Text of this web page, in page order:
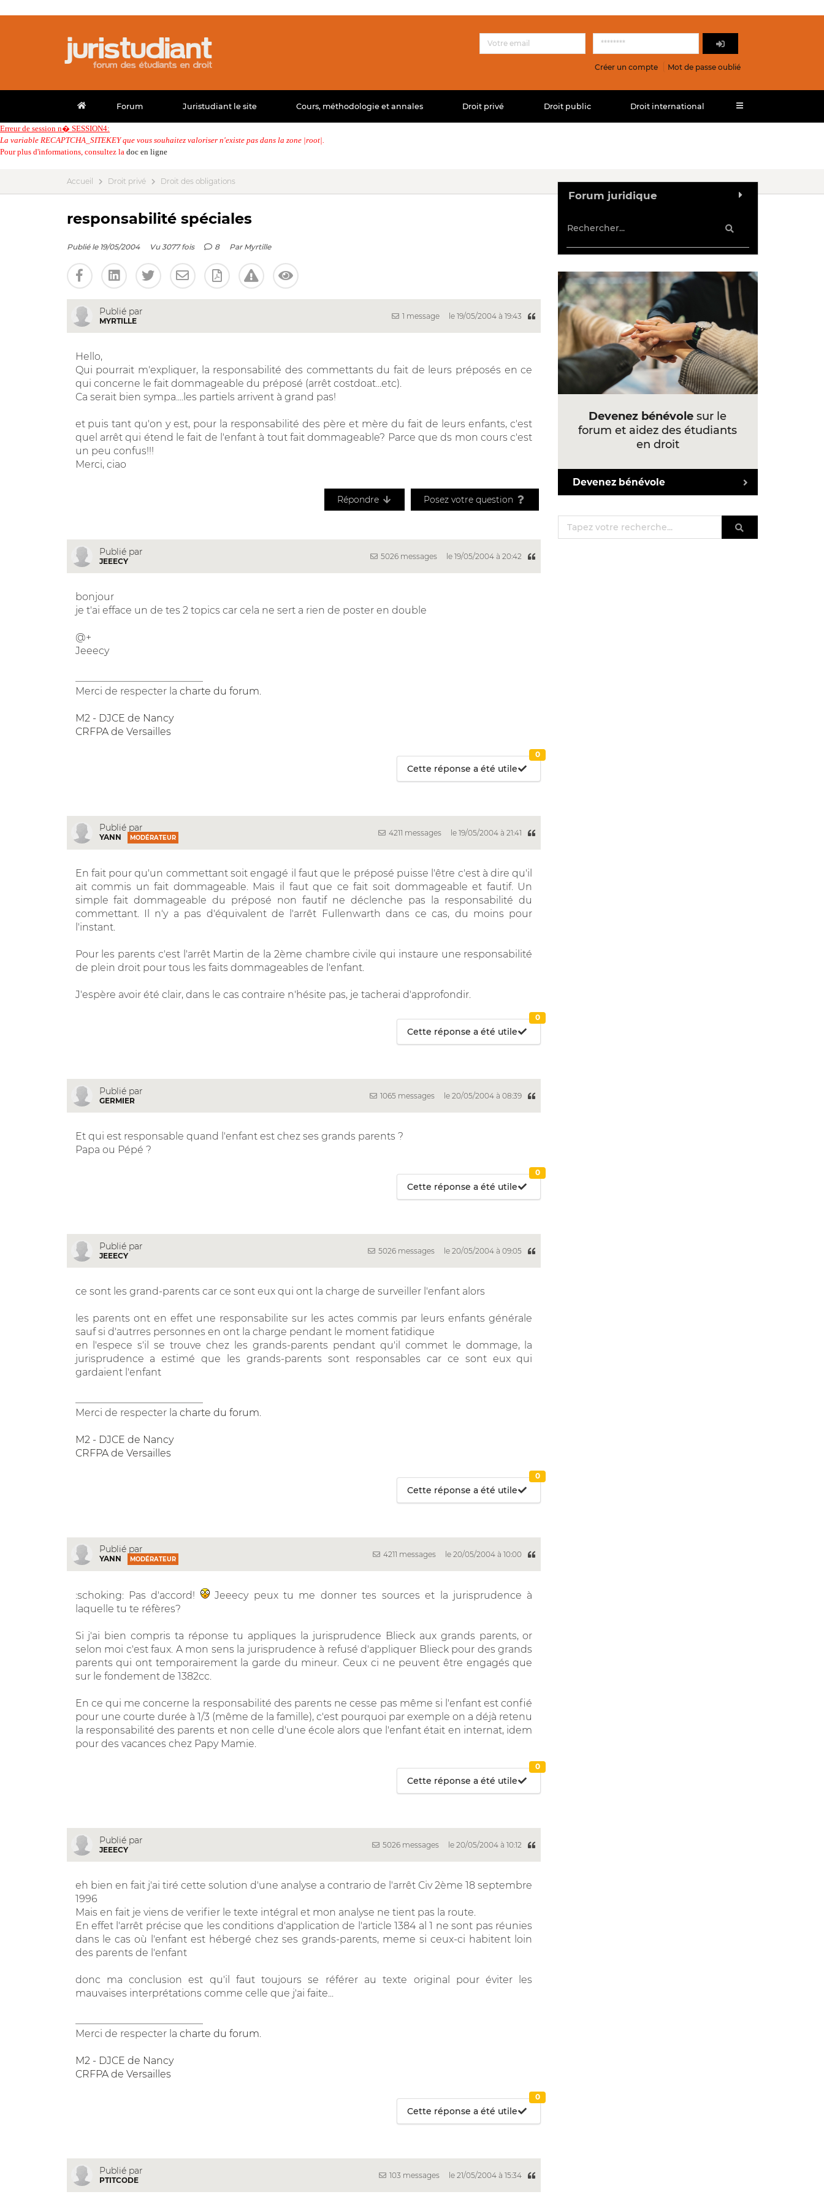
Créer un compte Mot de passe oublié
Forum Juristudiant le site Cours, méthodologie et annales Droit privé Droit public Droit international
Erreur de session n� SESSION4:
La variable RECAPTCHA_SITEKEY que vous souhaitez valoriser n'existe pas dans la zone |root|.
Pour plus d'informations, consultez la doc en ligne
Accueil Droit privé Droit des obligations
responsabilité spéciales
Publié le 19/05/2004 Vu 3077 fois 8 Par Myrtille
Publié par
MYRTILLE
1 message le 19/05/2004 à 19:43
Hello,
Qui pourrait m'expliquer, la responsabilité des commettants du fait de leurs préposés en ce
qui concerne le fait dommageable du préposé (arrêt costdoat...etc).
Ca serait bien sympa....les partiels arrivent à grand pas!
et puis tant qu'on y est, pour la responsabilité des père et mère du fait de leurs enfants, c'est
quel arrêt qui étend le fait de l'enfant à tout fait dommageable? Parce que ds mon cours c'est
un peu confus!!!
Merci, ciao
Répondre Posez votre question
Publié par
JEEECY
5026 messages le 19/05/2004 à 20:42
bonjour
je t'ai efface un de tes 2 topics car cela ne sert a rien de poster en double
@+
Jeeecy
Merci de respecter la charte du forum
M2 - DJCE de Nancy
CRFPA de Versailles
Cette réponse a été utile
0
Publié par
YANN MODÉRATEUR
4211 messages le 19/05/2004 à 21:41
En fait pour qu'un commettant soit engagé il faut que le préposé puisse l'être c'est à dire qu'il
ait commis un fait dommageable. Mais il faut que ce fait soit dommageable et fautif. Un
simple fait dommageable du préposé non fautif ne déclenche pas la responsabilité du
commettant. Il n'y a pas d'équivalent de l'arrêt Fullenwarth dans ce cas, du moins pour
l'instant.
Pour les parents c'est l'arrêt Martin de la 2ème chambre civile qui instaure une responsabilité
de plein droit pour tous les faits dommageables de l'enfant.
J'espère avoir été clair, dans le cas contraire n'hésite pas, je tacherai d'approfondir.
Cette réponse a été utile
0
Publié par
GERMIER
1065 messages le 20/05/2004 à 08:39
Et qui est responsable quand l'enfant est chez ses grands parents ?
Papa ou Pépé ?
Cette réponse a été utile
0
Publié par
JEEECY
5026 messages le 20/05/2004 à 09:05
ce sont les grand-parents car ce sont eux qui ont la charge de surveiller l'enfant alors
les parents ont en effet une responsabilite sur les actes commis par leurs enfants générale
sauf si d'autrres personnes en ont la charge pendant le moment fatidique
en l'espece s'il se trouve chez les grands-parents pendant qu'il commet le dommage, la
jurisprudence a estimé que les grands-parents sont responsables car ce sont eux qui
gardaient l'enfant
Merci de respecter la charte du forum
M2 - DJCE de Nancy
CRFPA de Versailles
Cette réponse a été utile
0
Publié par
YANN MODÉRATEUR
4211 messages le 20/05/2004 à 10:00
:schoking: Pas d'accord!
Jeeecy peux tu me donner tes sources et la jurisprudence à
laquelle tu te réfères?
Si j'ai bien compris ta réponse tu appliques la jurisprudence Blieck aux grands parents, or
selon moi c'est faux. A mon sens la jurisprudence à refusé d'appliquer Blieck pour des grands
parents qui ont temporairement la garde du mineur. Ceux ci ne peuvent être engagés que
sur le fondement de 1382cc.
En ce qui me concerne la responsabilité des parents ne cesse pas même si l'enfant est confié
pour une courte durée à 1/3 (même de la famille), c'est pourquoi par exemple on a déjà retenu
la responsabilité des parents et non celle d'une école alors que l'enfant était en internat, idem
pour des vacances chez Papy Mamie.
Cette réponse a été utile
0
Publié par
JEEECY
5026 messages le 20/05/2004 à 10:12
eh bien en fait j'ai tiré cette solution d'une analyse a contrario de l'arrêt Civ 2ème 18 septembre
1996
Mais en fait je viens de verifier le texte intégral et mon analyse ne tient pas la route.
En effet l'arrêt précise que les conditions d'application de l'article 1384 al 1 ne sont pas réunies
dans le cas où l'enfant est hébergé chez ses grands-parents, meme si ceux-ci habitent loin
des parents de l'enfant
donc ma conclusion est qu'il faut toujours se référer au texte original pour éviter les
mauvaises interprétations comme celle que j'ai faite...
Merci de respecter la charte du forum
M2 - DJCE de Nancy
CRFPA de Versailles
Cette réponse a été utile
0
Publié par
PTITCODE
103 messages le 21/05/2004 à 15:34
Forum juridique
Devenez bénévole sur le
forum et aidez des étudiants
en droit
Devenez bénévole